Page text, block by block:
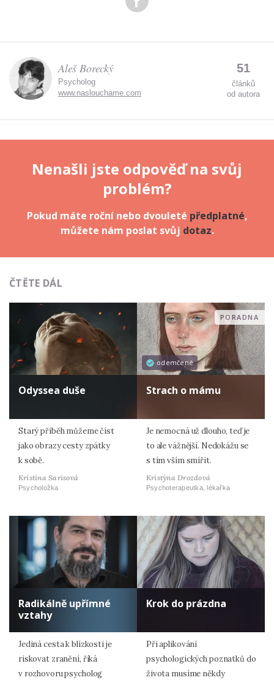
Aleš Borecký
Psycholog
www.naslouchame.com
51
článků
od autora
Nenašli jste odpověď na svůj
problém?
Pokud máte roční nebo dvouleté předplatné,
můžete nám poslat svůj dotaz.
ČTĚTE DÁL
Odyssea duše
Starý příběh můžeme číst
jako obrazy cesty zpátky
k sobě.
Kristina Sarisová
Psycholožka
odemčené
PORADNA
Strach o mámu
Je nemocná už dlouho, teď je
to ale vážnější. Nedokážu se
s tím vším smířit.
Kristýna Drozdová
Psychoterapeutka, lékařka
Radikálně upřímné
vztahy
Jediná cesta k blízkosti je
riskovat zranění, říká
v rozhovoru psycholog
Krok do prázdna
Při aplikování
psychologických poznatků do
života musíme někdy